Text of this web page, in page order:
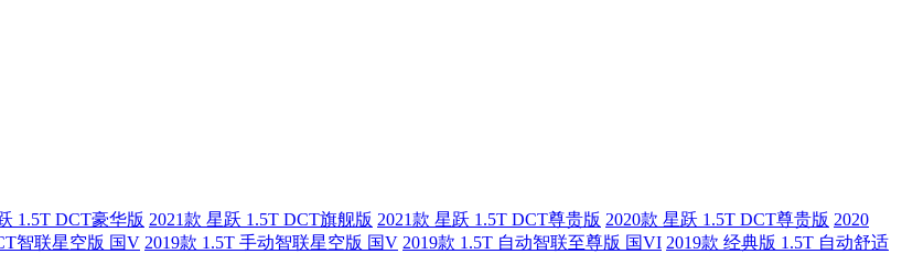
1.5T DCT豪华版 2021款 星跃 1.5T DCT旗舰版 2021款 星跃 1.5T DCT尊贵版 2020款 星跃 1.5T DCT尊贵版 2020
智联星空版 国V 2019款 1.5T 手动智联星空版 国V 2019款 1.5T 自动智联至尊版 国VI 2019款 经典版 1.5T 自动舒适